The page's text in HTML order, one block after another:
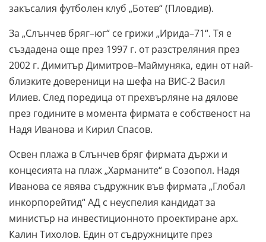
закъсалия футболен клуб „Ботев“ (Пловдив).
За „Слънчев бряг–юг“ се грижи „Ирида–71“. Тя е
създадена още през 1997 г. от разстреляния през
2002 г. Димитър Димитров–Маймуняка, един от най-
близките довереници на шефа на ВИС-2 Васил
Илиев. След поредица от прехвърляне на дялове
през годините в момента фирмата е собственост на
Надя Иванова и Кирил Спасов.
Освен плажа в Слънчев бряг фирмата държи и
концесията на плаж „Харманите“ в Созопол. Надя
Иванова се явява съдружник във фирмата „Глобал
инкорпорейтид“ АД с неуспелия кандидат за
министър на инвестиционното проектиране арх.
Калин Тихолов. Един от съдружниците през